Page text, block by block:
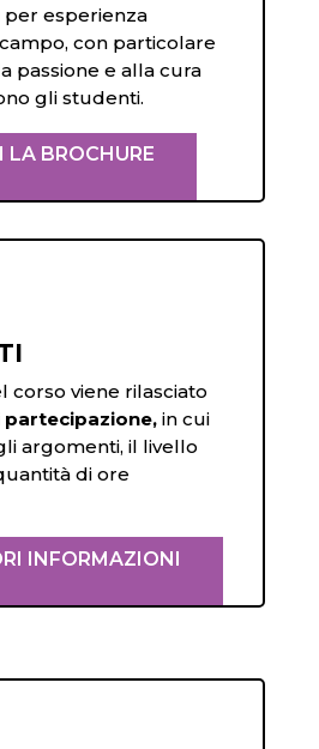
esperienza
con particolare
passione e alla cura
gli studenti.
LA BROCHURE
corso viene rilasciato
in cui
argomenti, il livello
di ore
INFORMAZIONI